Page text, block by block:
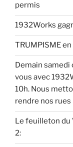
permis
1932Works
TRUMPISME
Demain samedi
vous avec
10h. Nous
rendre nos rues
Le feuilleton du
2: